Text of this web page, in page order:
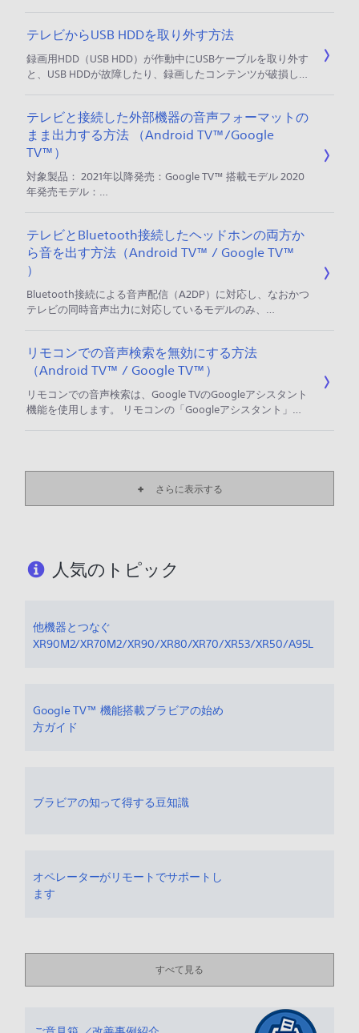
きません。 操作手順 ［（設定）］画面を開く リモコンの
「クイック設定」ボタン、または「ホーム」ボタンを押す
［（設定）］を選び、「決定」ボタンを押す 音声同時出力の
設定をする モデルによって、設定メニューが異なります。
テレビからUSB HDDを取り外す方法
録画用HDD（USB HDD）が作動中にUSBケーブルを取り外す
と、USB HDDが故障したり、録画したコンテンツが破損して
Android TV™ / Google TV™非搭載モデル
（W840/W730E/W500E/W450E/W450D/W500Cシリー
ズ）のみ USB HDDの電源を切ったり、ケーブル
テレビと接続した外部機器の音声フォーマットの
まま出力する方法 （Android TV™/Google
TV™）
対象製品： 2021年以降発売：Google TV™ 搭載モデル 2020
年発売モデル：
ーズ 2018年発売モデル：A9F/Z9Fシリーズ テレビと外部オ
ーディオ機器を、光デジタルケーブルや
HDMI（eARC/ARC（*1 ））で接続し、MPEG2-AACや
テレビとBluetooth接続したヘッドホンの両方か
ら音を出す方法（Android TV™ / Google TV™
）
Bluetooth接続による音声配信（A2DP）に対応し、なおかつ
テレビの同時音声出力に対応しているモデルのみ、
は、テレビと同時に音を出すことはできません。 操作手順
設定画面を開く リモコンの「クイック設定」ボタン、または
ンを押す 音声同時出力の設定をする
リモコンでの音声検索を無効にする方法
（Android TV™ / Google TV™）
リモコンでの音声検索は、Google TVのGoogleアシスタント
機能を使用します。 リモコンの「Googleアシスタント」ボ
モデル（Z9D/X8300D/X7000D シリーズ）、および2017年
以降発売のAndroid TV™ / Googleさらに表示する
人気のトピック
他機器とつなぐ
XR90M2/XR70M2/XR90/XR80/XR70/XR53/XR50/A95L
Google TV™ 機能搭載ブラビアの始め
方ガイド
ブラビアの知って得する豆知識
オペレーターがリモートでサポートし
ます
すべて見る